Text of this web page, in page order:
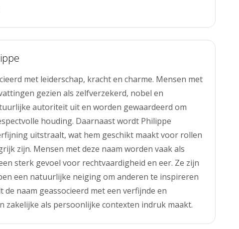
met leiderschap, kracht en charme. Mensen met
gezien als zelfverzekerd, nobel en
autoriteit uit en worden gewaardeerd om
houding. Daarnaast wordt Philippe
uitstraalt, wat hem geschikt maakt voor rollen
zijn. Mensen met deze naam worden vaak als
sterk gevoel voor rechtvaardigheid en eer. Ze zijn
een natuurlijke neiging om anderen te inspireren
naam geassocieerd met een verfijnde en
zakelijke als persoonlijke contexten indruk maakt.